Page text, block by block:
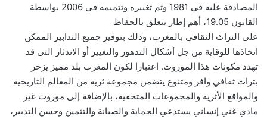
المصادقة عليه في 1981 وتم تغييره وتتميمه في 2006 بواسطة
القانون 19.05، أهم إطار يتعلق بالحفاظ
على التراث الثقافي بالمغرب، وذلك بتوفير جميع التدابير الممكن
اتخاذها للوقاية من جل أشكال التدهور والتغيير أو الاندثار التي قد
تهدد مكونات هذا الموروث. اعتبارا لكون المغرب بلد مميز يزخر
بتراث ثقافي وافر ومتنوع يتضمن مجموعة ثرية من المعالم التاريخية
والمواقع الأثرية والمجموعات المتحفية، بالإضافة إلى موروث غير
مادي غني إنساني يستدعي الحماية والصيانة والتثمين وحسن التدبير،